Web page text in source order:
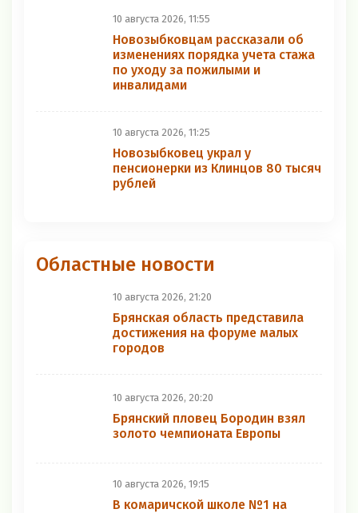
10 августа 2026, 11:55
Новозыбковцам рассказали об
изменениях порядка учета стажа
по уходу за пожилыми и
инвалидами
10 августа 2026, 11:25
Новозыбковец украл у
пенсионерки из Клинцов 80 тысяч
рублей
Областные новости
10 августа 2026, 21:20
Брянская область представила
достижения на форуме малых
городов
10 августа 2026, 20:20
Брянский пловец Бородин взял
золото чемпионата Европы
10 августа 2026, 19:15
В комаричской школе №1 на